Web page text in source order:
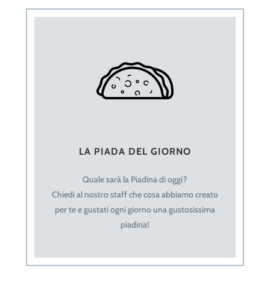
LA PIADA DEL GIORNO
Quale sarà la Piadina di oggi?
Chiedi al nostro staff che cosa abbiamo creato
per te e gustati ogni giorno una gustosissima
piadina!